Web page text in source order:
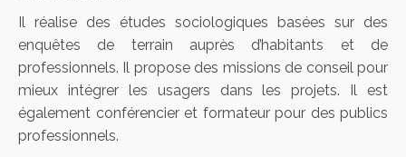
Il réalise des études sociologiques basées sur des
enquêtes de terrain auprès d’habitants et de
professionnels. Il propose des missions de conseil pour
mieux intégrer les usagers dans les projets. Il est
également conférencier et formateur pour des publics
professionnels.